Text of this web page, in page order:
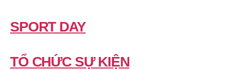
SPORT DAY
TỔ CHỨC SỰ KIỆN